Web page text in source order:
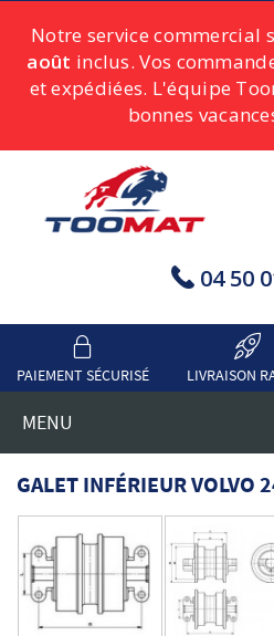
Notre service commercial
août inclus. Vos
et expédiées. L'équipe
bonnes
04 50
PAIEMENT SÉCURISÉ LIVRAISON
MENU
GALET INFÉRIEUR VOLVO